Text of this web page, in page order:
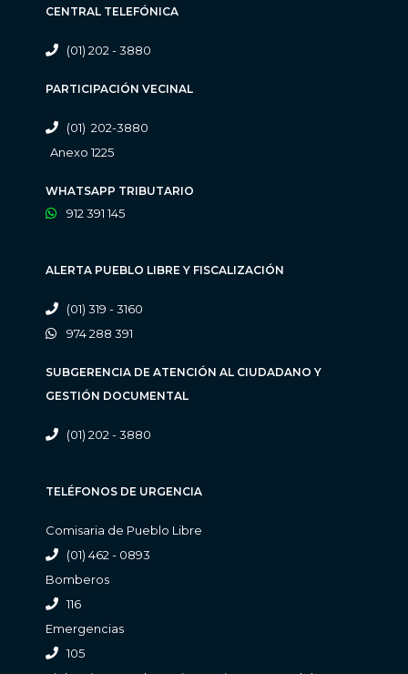
CENTRAL TELEFÓNICA
(01) 202 - 3880
PARTICIPACIÓN VECINAL
(01) 202-3880
Anexo 1225
WHATSAPP TRIBUTARIO
912 391 145
ALERTA PUEBLO LIBRE Y FISCALIZACIÓN
(01) 319 - 3160
974 288 391
SUBGERENCIA DE ATENCIÓN AL CIUDADANO Y
GESTIÓN DOCUMENTAL
(01) 202 - 3880
TELÉFONOS DE URGENCIA
Comisaria de Pueblo Libre
(01) 462 - 0893
Bomberos
116
Emergencias
105